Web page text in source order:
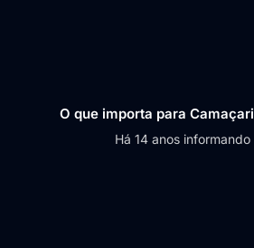
O que importa para
Há 14 anos